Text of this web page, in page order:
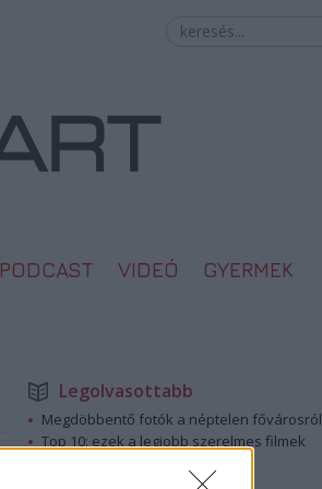
PODCAST VIDEÓ GYERMEK
Legolvasottabb
Megdöbbentő fotók a néptelen fővárosról
Top 10: ezek a legjobb szerelmes filmek
Megjöttek a meztelen hősnők